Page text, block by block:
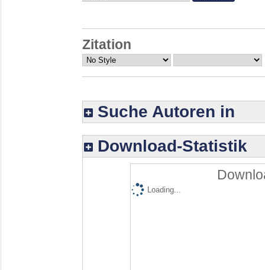
Zitation
Suche Autoren in
Download-Statistik
Loading...